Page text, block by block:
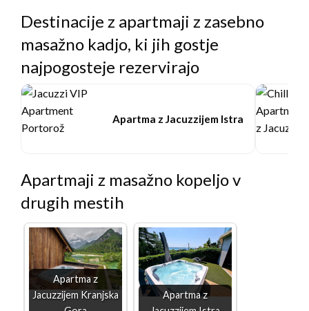
Destinacije z apartmaji z zasebno
masažno kadjo, ki jih gostje
najpogosteje rezervirajo
Apartma z Jacuzzijem Istra
Apartmaji z masažno kopeljo v
drugih mestih
Apartma z
Jacuzzijem Kranjska
Apartma z